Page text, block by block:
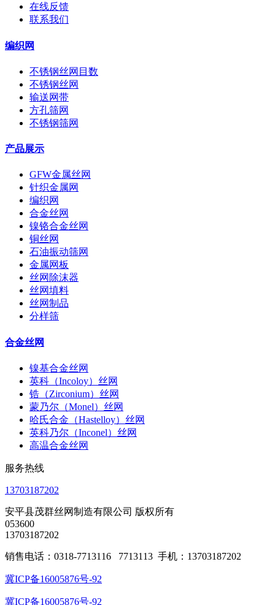
在线反馈
联系我们
编织网
不锈钢丝网目数
不锈钢丝网
输送网带
方孔筛网
不锈钢筛网
产品展示
GFW金属丝网
针织金属网
编织网
合金丝网
镍铬合金丝网
铜丝网
石油振动筛网
金属网板
丝网除沫器
丝网填料
丝网制品
分样筛
合金丝网
镍基合金丝网
英科（Incoloy）丝网
锆（Zirconium）丝网
蒙乃尔（Monel）丝网
哈氏合金（Hastelloy）丝网
英科乃尔（Inconel）丝网
高温合金丝网
服务热线
13703187202
安平县茂群丝网制造有限公司 版权所有
053600
13703187202
销售电话：0318-7713116 7713113 手机：13703187202
冀ICP备16005876号-92
冀ICP备16005876号-92